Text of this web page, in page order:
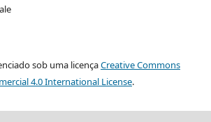
sob uma licençaCreative Commons
4.0 International License.